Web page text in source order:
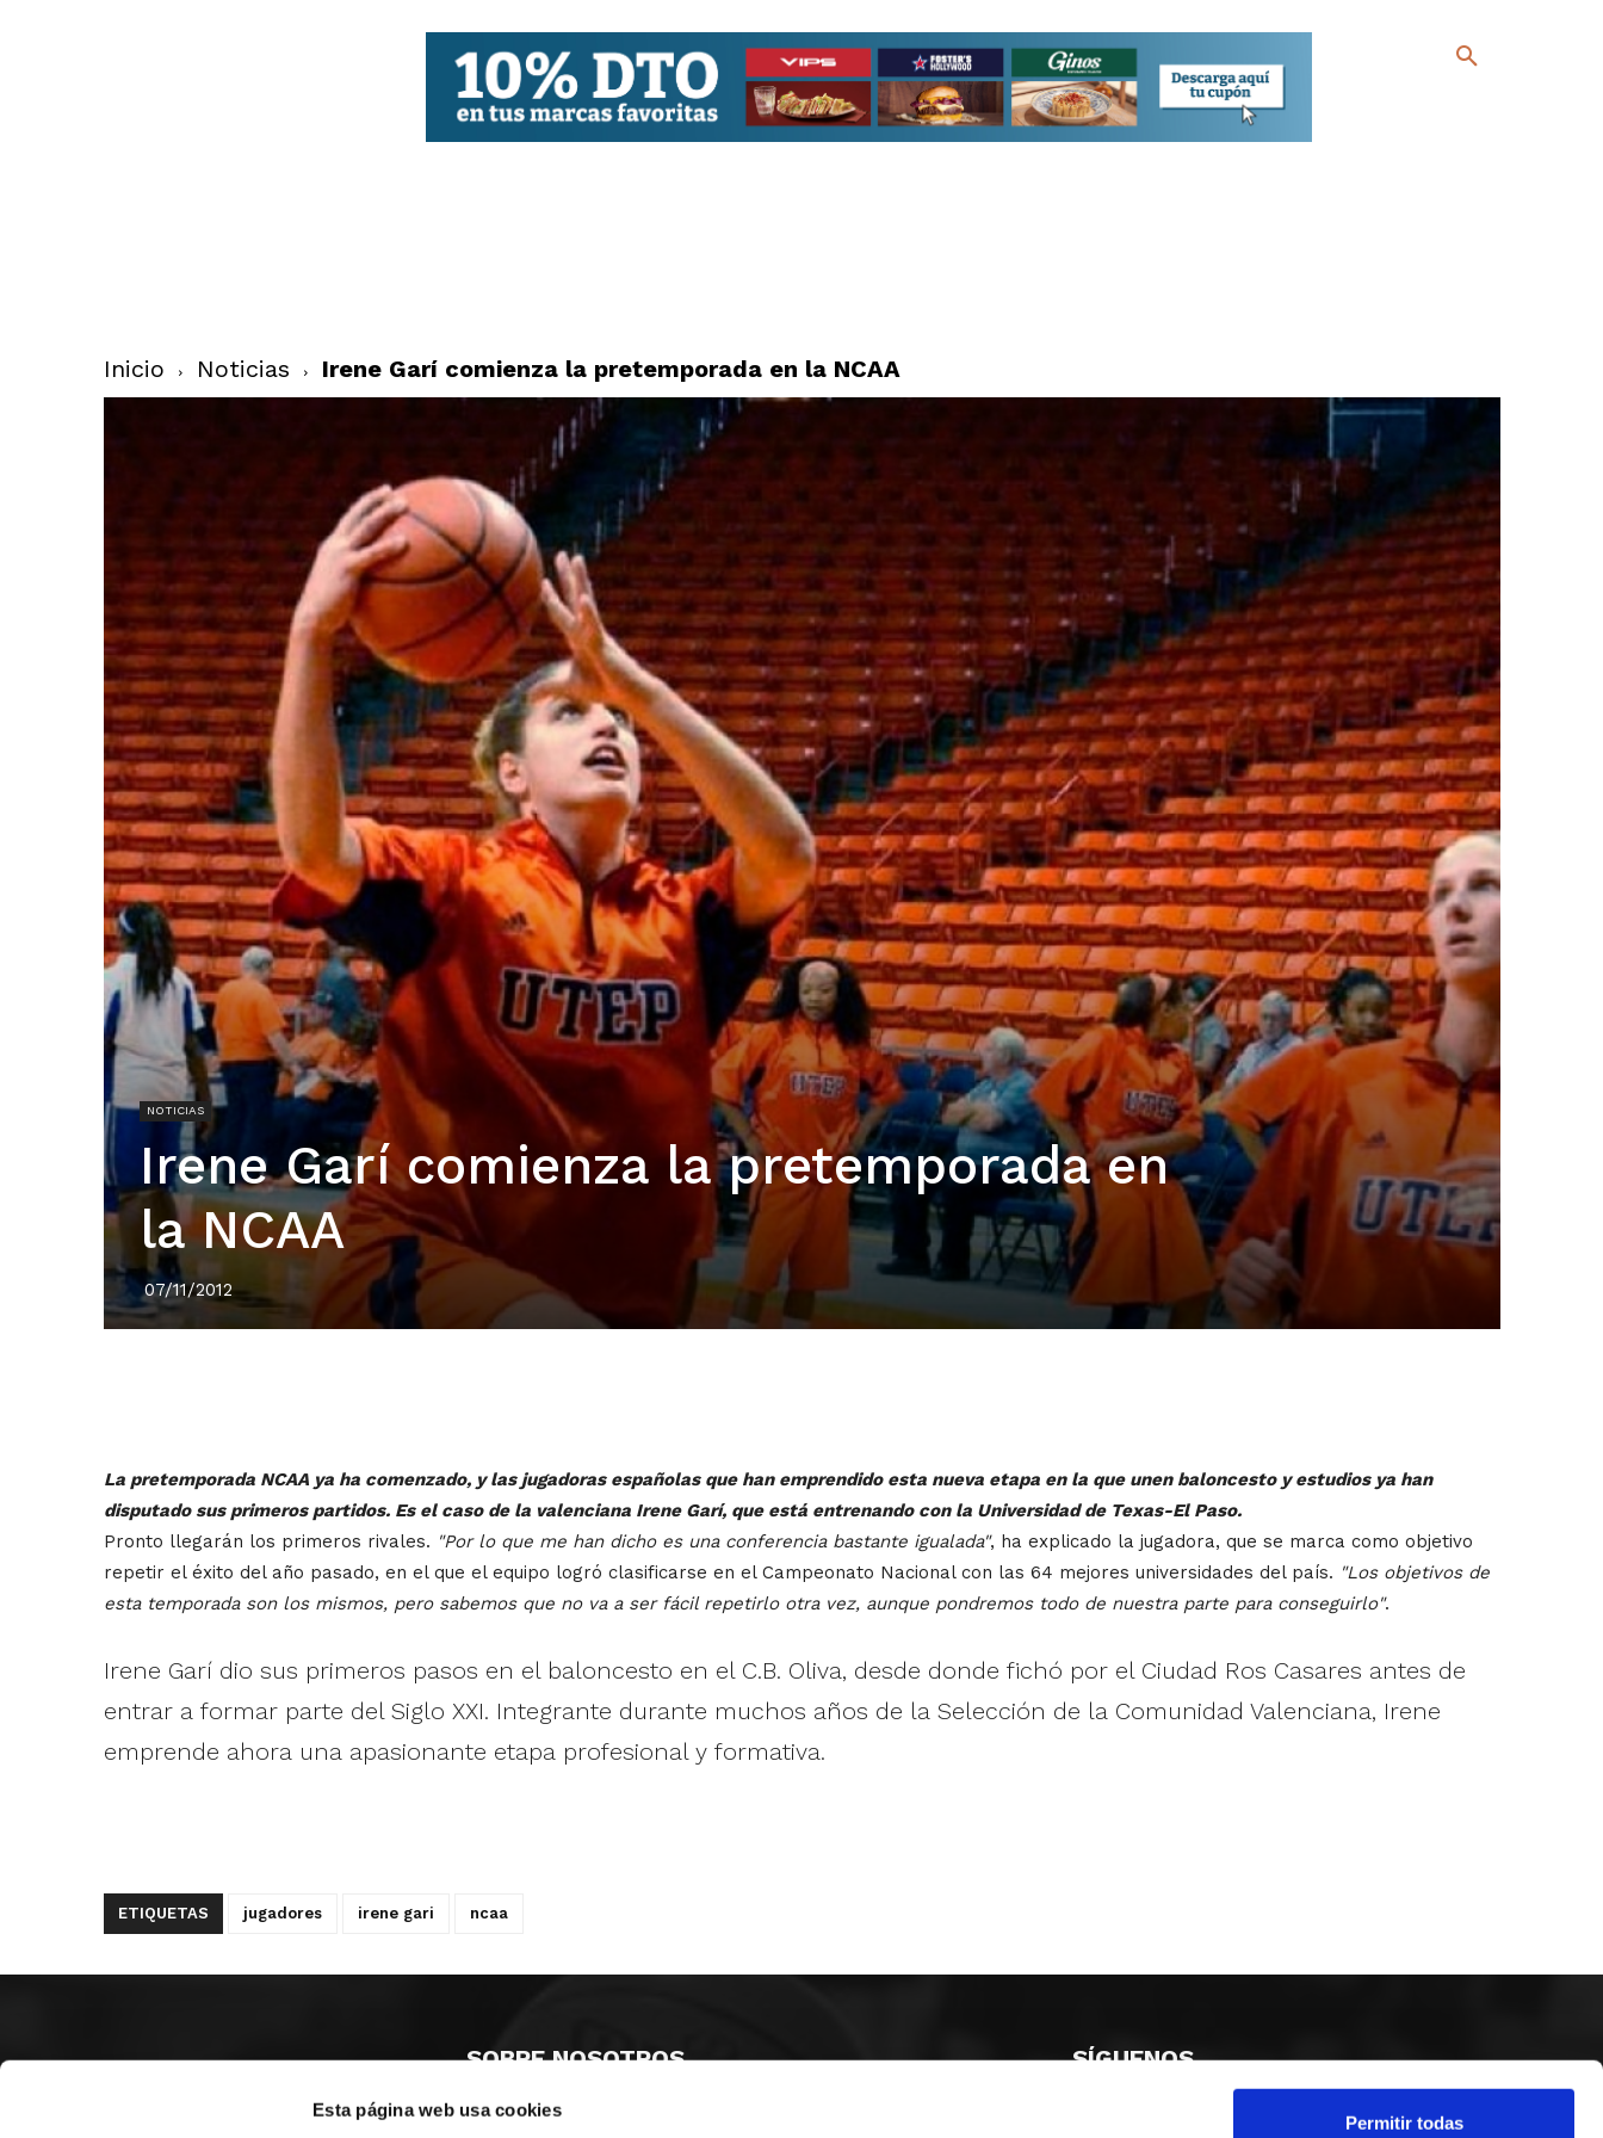
Esta página web usa cookies
Permitir todas
Inicio Noticias Irene Garí comienza la pretemporada en la NCAA
NOTICIAS
Irene Garí comienza la pretemporada en
la NCAA
07/11/2012
La pretemporada NCAA ya ha comenzado, y las jugadoras españolas que han emprendido esta nueva etapa en la que unen baloncesto y estudios ya han
disputado sus primeros partidos. Es el caso de la valenciana Irene Garí, que está entrenando con la Universidad de Texas-El Paso.
Pronto llegarán los primeros rivales. "Por lo que me han dicho es una conferencia bastante igualada", ha explicado la jugadora, que se marca como objetivo
repetir el éxito del año pasado, en el que el equipo logró clasificarse en el Campeonato Nacional con las 64 mejores universidades del país. "Los objetivos de
esta temporada son los mismos, pero sabemos que no va a ser fácil repetirlo otra vez, aunque pondremos todo de nuestra parte para conseguirlo".
Irene Garí dio sus primeros pasos en el baloncesto en el C.B. Oliva, desde donde fichó por el Ciudad Ros Casares antes de
entrar a formar parte del Siglo XXI. Integrante durante muchos años de la Selección de la Comunidad Valenciana, Irene
emprende ahora una apasionante etapa profesional y formativa.
ETIQUETAS jugadores irene gari ncaa
SOBRE NOSOTROS
CASTELLON
SÍGUENOS